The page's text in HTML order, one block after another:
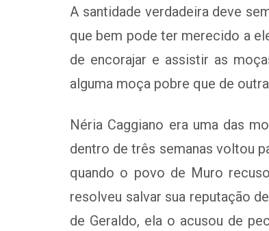
A santidade verdadeira deve
que bem pode ter merecido a
de encorajar e assistir as
alguma moça pobre que de
Néria Caggiano era uma das
dentro de três semanas voltou
quando o povo de Muro
resolveu salvar sua reputação
de Geraldo, ela o acusou de